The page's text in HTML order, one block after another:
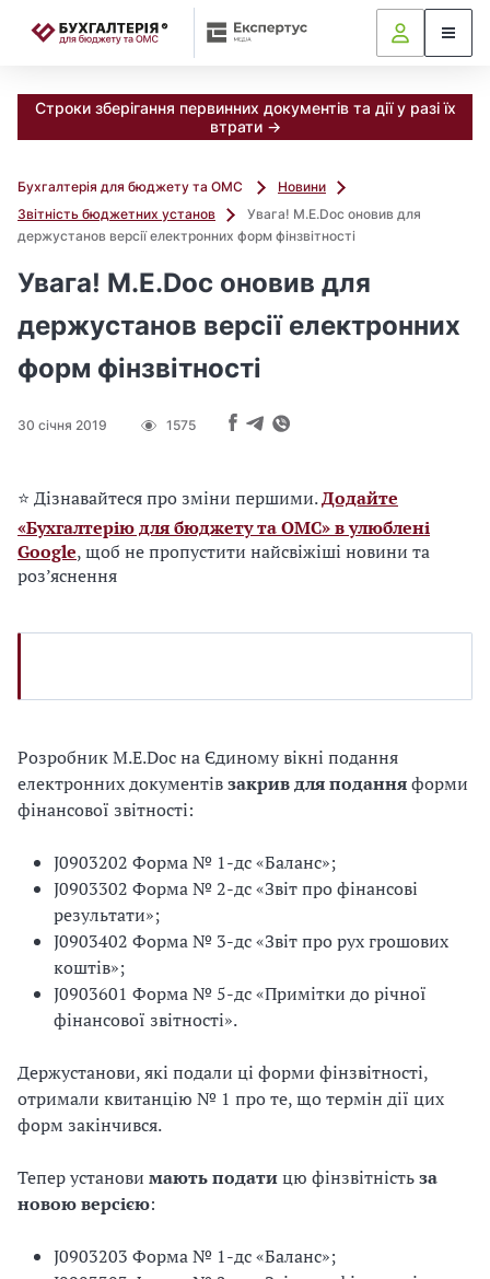
Строки зберігання первинних документів та дії у разі їх
втрати →
Бухгалтерія для бюджету та ОМС
Новини
Звітність бюджетних установ
Увага! M.E.Doc оновив для
держустанов версії електронних форм фінзвітності
Увага! M.E.Doc оновив для
держустанов версії електронних
форм фінзвітності
30 січня 2019 1575
⭐ Дізнавайтеся про зміни першими.Додайте
«Бухгалтерію для бюджету та ОМС» в улюблені
Google, щоб не пропустити найсвіжіші новини та
роз’яснення
Розробник M.E.Doc на Єдиному вікні подання
електронних документівзакрив для поданняформи
фінансової звітності:
J0903202 Форма № 1-дс «Баланс»;
J0903302 Форма № 2-дс «Звіт про фінансові
результати»;
J0903402 Форма № 3-дс «Звіт про рух грошових
коштів»;
J0903601 Форма № 5-дс «Примітки до річної
фінансової звітності».
Держустанови, які подали ці форми фінзвітності,
отримали квитанцію № 1 про те, що термін дії цих
форм закінчився.
Тепер установи мають податицю фінзвітністьза
новою версією:
J0903203 Форма № 1-дс «Баланс»;